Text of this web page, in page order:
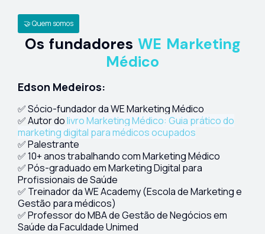
🤝 Quem somos
Os fundadores WE Marketing
Médico
Edson Medeiros:
✅ Sócio-fundador da WE Marketing Médico
✅ Autor dolivro Marketing Médico: Guia prático do
marketing digital para médicos ocupados
✅ Palestrante
✅ 10+ anos trabalhando com Marketing Médico
✅ Pós-graduado em Marketing Digital para
Profissionais de Saúde
✅ Treinador da WE Academy (Escola de Marketing e
Gestão para médicos)
✅ Professor do MBA de Gestão de Negócios em
Saúde da Faculdade Unimed